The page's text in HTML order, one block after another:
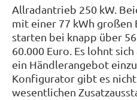
Allradantrieb 250 kW.
mit einer 77 kWh großen
starten bei knapp über
60.000 Euro. Es lohnt
ein Händlerangebot
Konfigurator gibt es
wesentlichen